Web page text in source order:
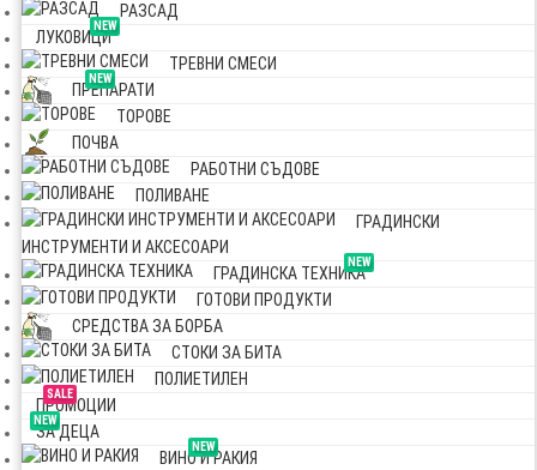
РАЗСАД
NEW
ЛУКОВИЦИ
ТРЕВНИ СМЕСИ
NEW
ПРЕПАРАТИ
ТОРОВЕ
ПОЧВА
РАБОТНИ СЪДОВЕ
ПОЛИВАНЕ
ГРАДИНСКИ
ИНСТРУМЕНТИ И АКСЕСОАРИ
NEW
ГРАДИНСКА ТЕХНИКА
ГОТОВИ ПРОДУКТИ
СРЕДСТВА ЗА БОРБА
СТОКИ ЗА БИТА
ПОЛИЕТИЛЕН
SALE
ПРОМОЦИИ
NEW
ЗА ДЕЦА
NEW
ВИНО И РАКИЯ